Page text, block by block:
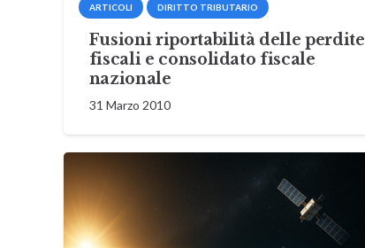
ARTICOLI DIRITTO TRIBUTARIO
Fusioni riportabilità delle perdite
fiscali e consolidato fiscale
nazionale
31 Marzo 2010